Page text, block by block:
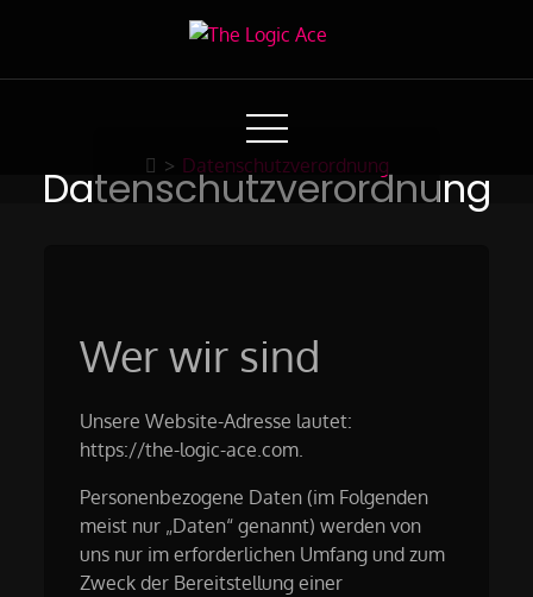
The Logic Ace
Moon Shipping Project 2021 by Weiss & Gilz
Datenschutzverordnung
> Datenschutzverordnung
Wer wir sind
Unsere Website-Adresse lautet:
https://the-logic-ace.com.
Personenbezogene Daten (im Folgenden
meist nur „Daten“ genannt) werden von
uns nur im erforderlichen Umfang und zum
Zweck der Bereitstellung einer